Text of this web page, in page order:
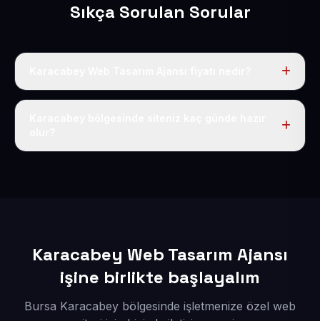
Sıkça Sorulan Sorular
Tek fiyat uygulanır: yıllık 50 USD + KDV. Bu bedele alan
Karacabey Web Tasarım Ajansı
işine birlikte başlayalım
Bursa Karacabey bölgesinde işletmenize özel web